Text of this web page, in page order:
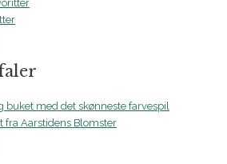
buket med det skønneste farvespil